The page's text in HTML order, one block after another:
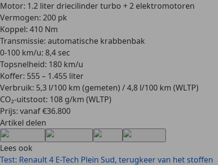
Motor: 1.2 liter driecilinder turbo + 2 elektromotoren
Vermogen: 200 pk
Koppel: 410 Nm
Transmissie: automatische krabbenbak
0-100 km/u: 8,4 sec
Topsnelheid: 180 km/u
Koffer: 555 – 1.455 liter
Verbruik: 5,3 l/100 km (gemeten) / 4,8 l/100 km (WLTP)
CO₂-uitstoot: 108 g/km (WLTP)
Prijs: vanaf €36.800
Artikel delen
Lees ook
Test: Renault 4 E-Tech Plein Sud, terugkeer van het stoffen